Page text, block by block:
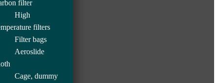
filter
High
filters
Filter bags
Aeroslide
Cage, dummy